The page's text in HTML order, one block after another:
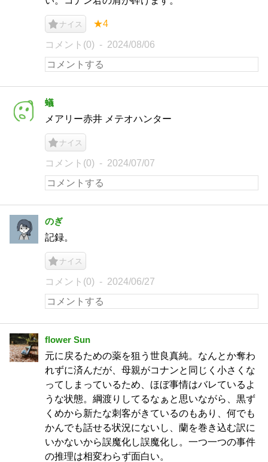
ナイス ★4
コメント(0) 2024/08/06
蟻
メアリー赤井 メテオハンター
ナイス
コメント(0) 2024/07/07
のぎ
記録。
ナイス
コメント(0) 2024/06/27
flower Sun
元に戻るための薬を狙う世良真純。なんとか奪わ
れずに済んだが、母親がコナンと同じく小さくな
ってしまっているため、ほぼ事情はバレているよ
うな状態。綱渡りしてるなぁと思いながら、黒ず
くめから新たな刺客がきているのもあり、何でも
かんでも話せる状況にないし、蘭を巻き込む訳に
いかないから誤魔化し誤魔化し。一つ一つの事件
の推理は相変わらず面白い。